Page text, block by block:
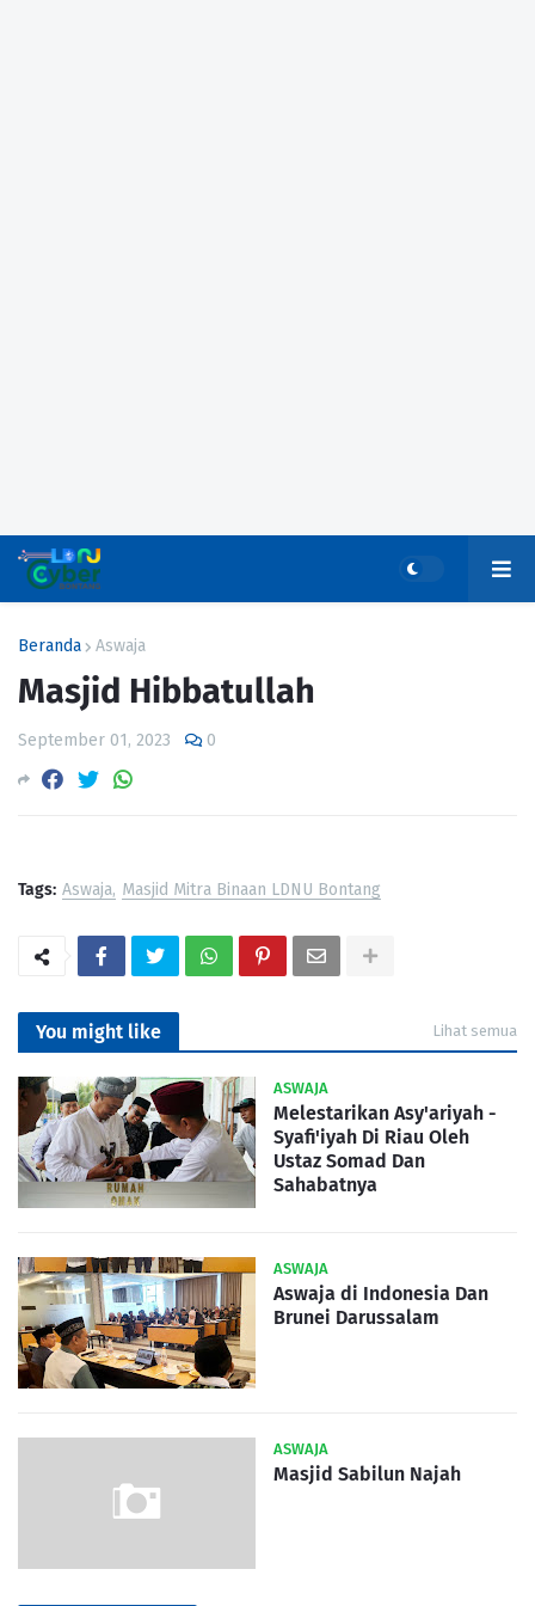
Beranda Aswaja
Masjid Hibbatullah
September 01, 2023 0
Tags: Aswaja Masjid Mitra Binaan LDNU Bontang
You might like Lihat semua
ASWAJA
Melestarikan Asy'ariyah -
Syafi'iyah Di Riau Oleh
Ustaz Somad Dan
Sahabatnya
ASWAJA
Aswaja di Indonesia Dan
Brunei Darussalam
ASWAJA
Masjid Sabilun Najah